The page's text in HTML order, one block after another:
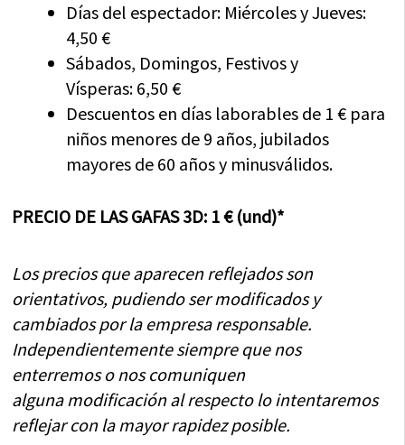
Días del espectador: Miércoles y Jueves:
4,50 €
Sábados, Domingos, Festivos y
Vísperas: 6,50 €
Descuentos en días laborables de 1 € para
niños menores de 9 años, jubilados
mayores de 60 años y minusválidos.
PRECIO DE LAS GAFAS 3D: 1 € (und)*
Los precios que aparecen reflejados son
orientativos, pudiendo ser modificados y
cambiados por la empresa responsable.
Independientemente siempre que nos
enterremos o nos comuniquen
alguna modificación al respecto lo intentaremos
reflejar con la mayor rapidez posible.